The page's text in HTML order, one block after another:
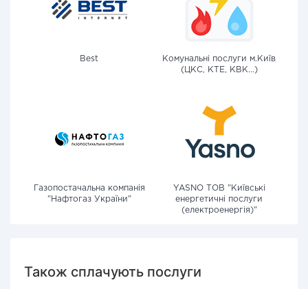
Best
Комунальні послуги м.Київ
(ЦКС, КТЕ, КВК...)
Газопостачальна компанія
"Нафтогаз України"
YASNO ТОВ "Київські
енергетичні послуги
(електроенергія)"
Також сплачують послуги